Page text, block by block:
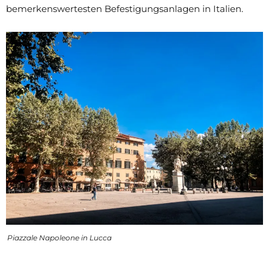
bemerkenswertesten Befestigungsanlagen in Italien.
Piazzale Napoleone in Lucca